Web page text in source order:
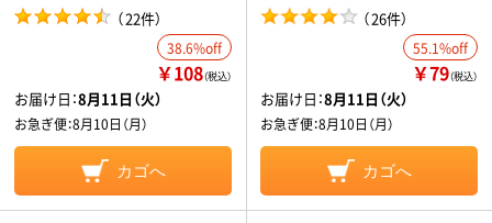
（22件）
38.6%off
￥108（税込）
お届け日：8月11日（火）
お急ぎ便：8月10日（月）
カゴへ
（26件）
55.1%off
￥79（税込）
お届け日：8月11日（火）
お急ぎ便：8月10日（月）
カゴへ